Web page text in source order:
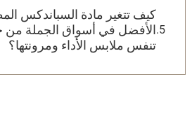
كيف تتغير مادة السباندكس
الأفضل في أسواق الجملة
تنفس ملابس الأداء ومرونتها؟